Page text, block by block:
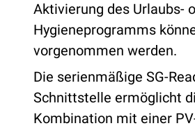
Aktivierung des Urlaubs-
Hygieneprogramms
vorgenommen werden.
Die serienmäßige SG-
Schnittstelle ermöglicht
Kombination mit einer